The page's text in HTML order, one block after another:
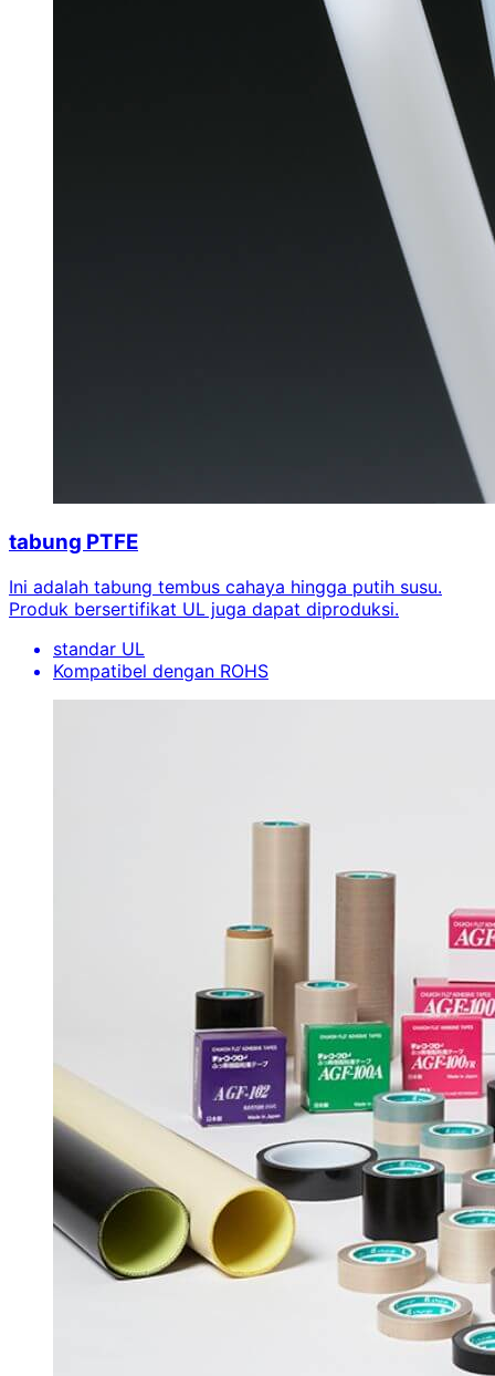
tabung PTFE
Ini adalah tabung tembus cahaya hingga putih susu.
Produk bersertifikat UL juga dapat diproduksi.
standar UL
Kompatibel dengan ROHS